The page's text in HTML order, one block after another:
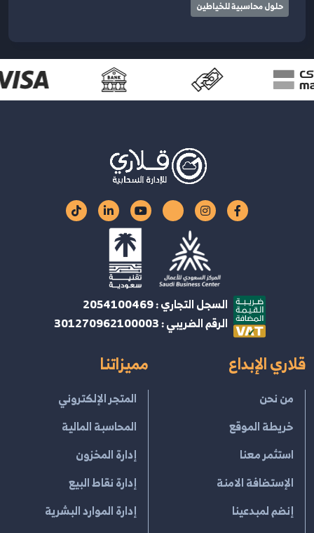
حلول محاسبية للخياطين
السجل التجاري : 2054100469
الرقم الضريبي : 301270962100003
قلاري الإبداع
من نحن
خريطة الموقع
استثمر معنا
الإستضافة الامنة
إنضم لمبدعينا
مميزاتنا
المتجر الإلكتروني
المحاسبة المالية
إدارة المخزون
إدارة نقاط البيع
إدارة الموارد البشرية